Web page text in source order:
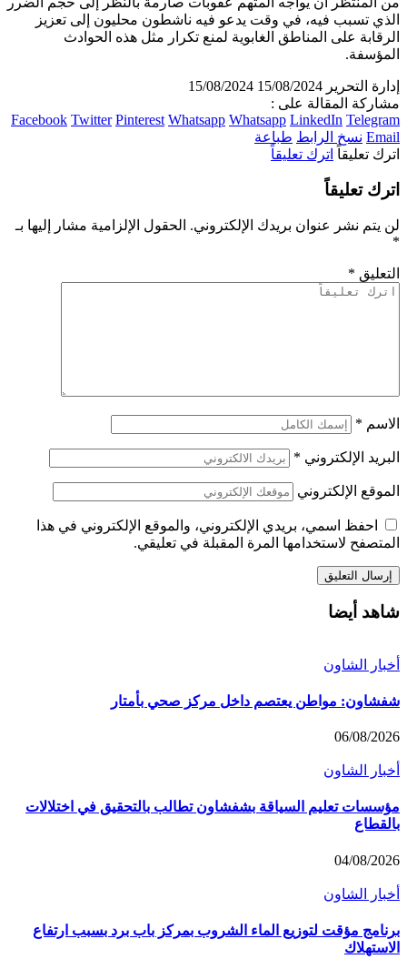
تسبب فيه، في وقت يدعو فيه ناشطون محليون إلى تعزيز
على المناطق الغابوية لمنع تكرار مثل هذه الحوادث
التحرير 15/08/2024
15/08/2024
المقالة على :
Facebook Twitter Pinterest Whatsapp Whatsapp LinkedIn
نسخ الرابط
طباعة
تعليقاً اترك تعليقاً
تعليقاً
يتم نشر عنوان بريدك الإلكتروني. الحقول الإلزامية مشار إليها بـ
*
*
الإلكتروني*
الإلكتروني
احفظ اسمي، بريدي الإلكتروني، والموقع الإلكتروني في هذا
لاستخدامها المرة المقبلة في تعليقي.
أيضا
الشاون
مواطن يعتصم داخل مركز صحي بأمتار
06/08/
الشاون
تعليم السياقة بشفشاون تطالب بالتحقيق في اختلالات
04/08/
الشاون
مؤقت لتوزيع الماء الشروب بمركز باب برد بسبب ارتفاع